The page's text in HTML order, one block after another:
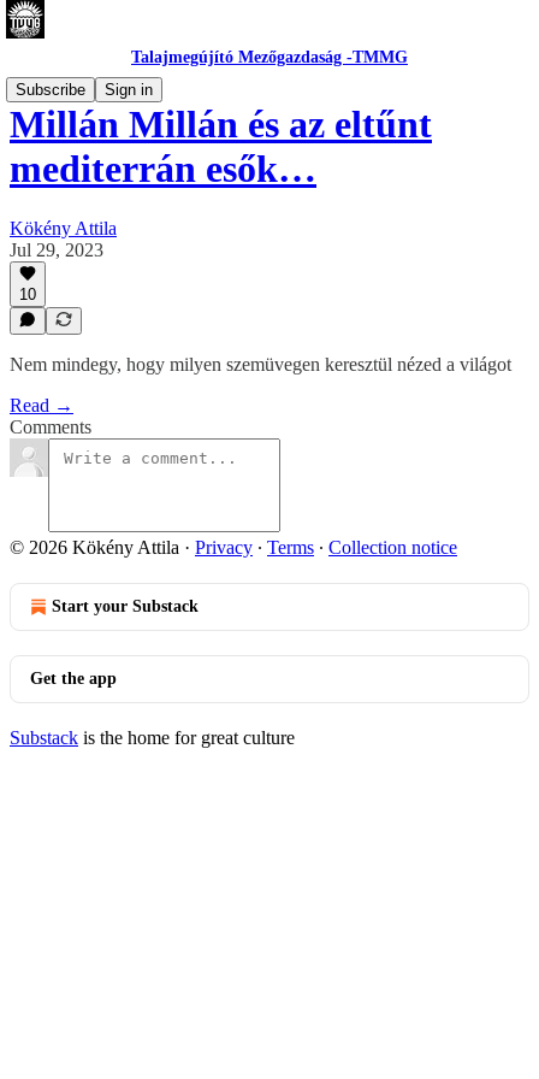
Talajmegújító Mezőgazdaság -TMMG
Subscribe
Sign in
Millán Millán és az eltűnt
mediterrán esők…
Kökény Attila
Jul 29, 2023
10
Nem mindegy, hogy milyen szemüvegen keresztül nézed a világot
Read →
Comments
© 2026 Kökény Attila · Privacy ∙ Terms ∙ Collection notice
Start your Substack
Get the app
Substack is the home for great culture